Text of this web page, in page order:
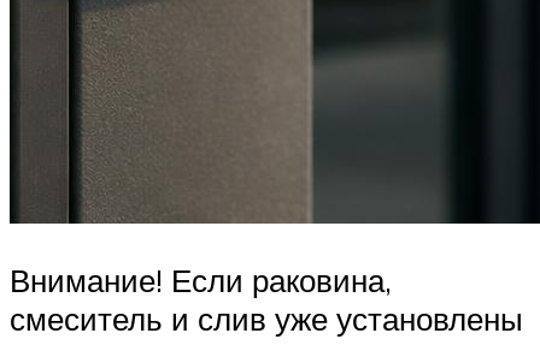
Внимание! Если раковина,
смеситель и слив уже установлены